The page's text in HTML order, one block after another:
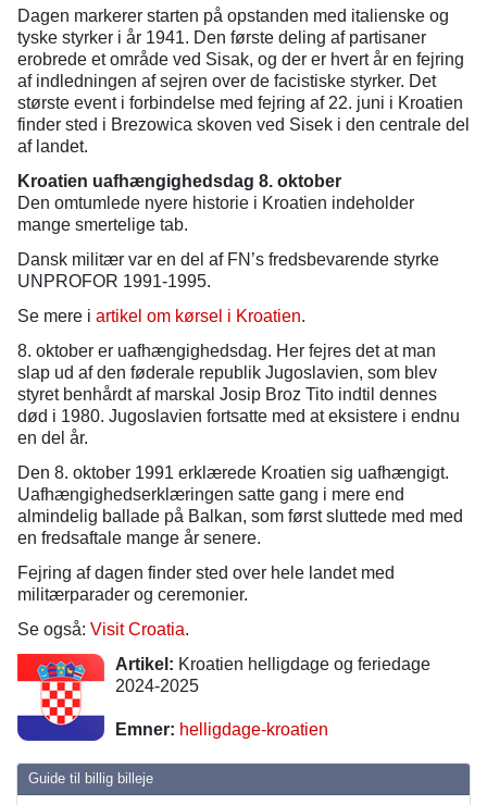
Guide til billig billeje
Dagen markerer starten på opstanden med italienske og
tyske styrker i år 1941. Den første deling af partisaner
erobrede et område ved Sisak, og der er hvert år en fejring
af indledningen af sejren over de facistiske styrker. Det
største event i forbindelse med fejring af 22. juni i Kroatien
finder sted i Brezowica skoven ved Sisek i den centrale del
af landet.
Kroatien uafhængighedsdag 8. oktober
Den omtumlede nyere historie i Kroatien indeholder
mange smertelige tab.
Dansk militær var en del af FN’s fredsbevarende styrke
UNPROFOR 1991-1995.
Se mere i artikel om kørsel i Kroatien.
8. oktober er uafhængighedsdag. Her fejres det at man
slap ud af den føderale republik Jugoslavien, som blev
styret benhårdt af marskal Josip Broz Tito indtil dennes
død i 1980. Jugoslavien fortsatte med at eksistere i endnu
en del år.
Den 8. oktober 1991 erklærede Kroatien sig uafhængigt.
Uafhængighedserklæringen satte gang i mere end
almindelig ballade på Balkan, som først sluttede med med
en fredsaftale mange år senere.
Fejring af dagen finder sted over hele landet med
militærparader og ceremonier.
Se også: Visit Croatia.
Artikel: Kroatien helligdage og feriedage
2024-2025
Emner: helligdage-kroatien